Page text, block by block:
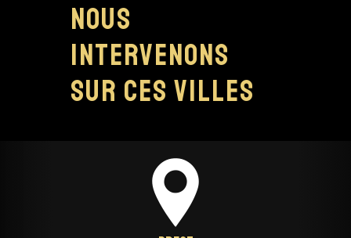
Nous
intervenons
sur ces villes